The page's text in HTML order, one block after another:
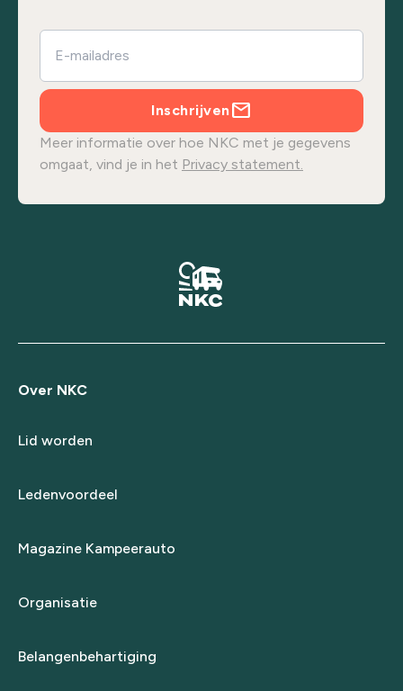
Inschrijven
Meer informatie over hoe NKC met je gegevens
omgaat, vind je in het Privacy statement.
Over NKC
Lid worden
Ledenvoordeel
Magazine Kampeerauto
Organisatie
Belangenbehartiging